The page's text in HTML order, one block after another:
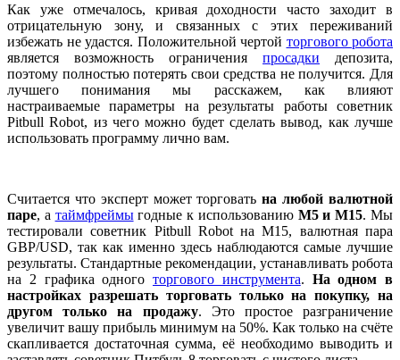
Как уже отмечалось, кривая доходности часто заходит в
отрицательную зону, и связанных с этих переживаний
избежать не удастся. Положительной чертой торгового робота
является возможность ограничения просадки депозита,
поэтому полностью потерять свои средства не получится. Для
лучшего понимания мы расскажем, как влияют
настраиваемые параметры на результаты работы советник
Pitbull Robot, из чего можно будет сделать вывод, как лучше
использовать программу лично вам.
Считается что эксперт может торговатьна любой валютной
паре, а таймфреймыгодные к использованию М5 и М15. Мы
тестировали советник Pitbull Robot на М15, валютная пара
GBP/USD, так как именно здесь наблюдаются самые лучшие
результаты. Стандартные рекомендации, устанавливать робота
на 2 графика одного торгового инструмента. На одном в
настройках разрешать торговать только на покупку, на
другом только на продажу. Это простое разграничение
увеличит вашу прибыль минимум на 50%. Как только на счёте
скапливается достаточная сумма, её необходимо выводить и